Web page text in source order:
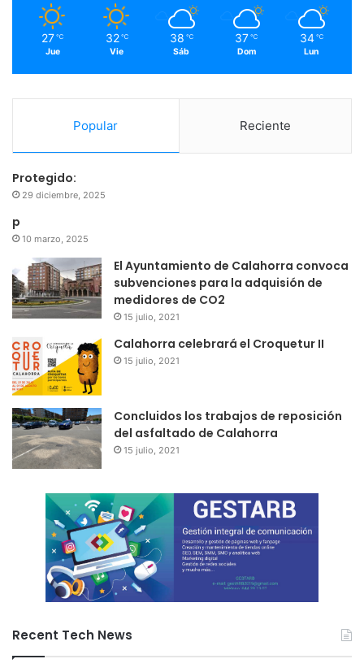
m
27 ℃
Jue
32 ℃
Vie
38 ℃
Sáb
37 ℃
Dom
34 ℃
Lun
Popular Reciente
Protegido:
29 diciembre, 2025
p
10 marzo, 2025
El Ayuntamiento de Calahorra convoca
subvenciones para la adquisión de
medidores de CO2
15 julio, 2021
Calahorra celebrará el Croquetur II
15 julio, 2021
Concluidos los trabajos de reposición
del asfaltado de Calahorra
15 julio, 2021
Recent Tech News